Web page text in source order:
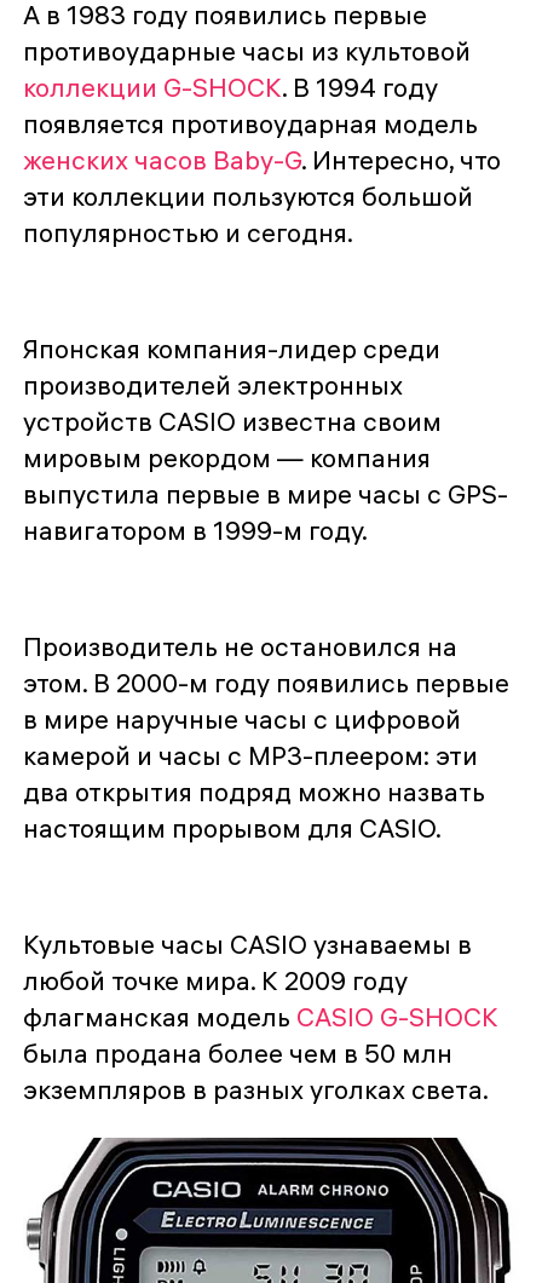
А в 1983 году появились первые
противоударные часы из культовой
коллекции G-SHOCK. В 1994 году
появляется противоударная модель
женских часов Baby-G. Интересно, что
эти коллекции пользуются большой
популярностью и сегодня.
Японская компания-лидер среди
производителей электронных
устройств CASIO известна своим
мировым рекордом — компания
выпустила первые в мире часы с GPS-
навигатором в 1999-м году.
Производитель не остановился на
этом. В 2000-м году появились первые
в мире наручные часы с цифровой
камерой и часы с MP3-плеером: эти
два открытия подряд можно назвать
настоящим прорывом для CASIO.
Культовые часы CASIO узнаваемы в
любой точке мира. К 2009 году
флагманская модель CASIO G-SHOCK
была продана более чем в 50 млн
экземпляров в разных уголках света.